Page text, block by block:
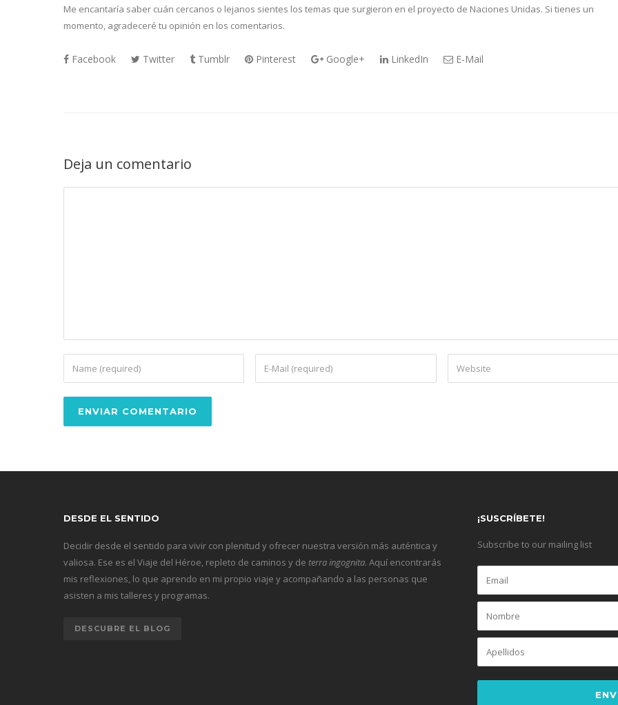
Me encantaría saber cuán cercanos o lejanos sientes los temas que surgieron en el proyecto de Naciones Unidas. Si tienes un
momento, agradeceré tu opinión en los comentarios.
Facebook Twitter Tumblr Pinterest Google+ LinkedIn E-Mail
Deja un comentario
DESDE EL SENTIDO
Decidir desde el sentido para vivir con plenitud y ofrecer nuestra versión más auténtica y
valiosa. Ese es el Viaje del Héroe, repleto de caminos y de terra ingognita. Aquí encontrarás
mis reflexiones, lo que aprendo en mi propio viaje y acompañando a las personas que
asisten a mis talleres y programas.
DESCUBRE EL BLOG
¡SUSCRÍBETE!
Subscribe to our mailing list